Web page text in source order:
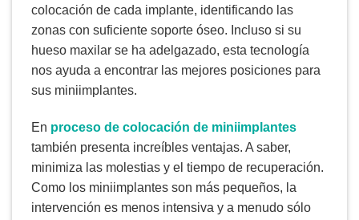
colocación de cada implante, identificando las
zonas con suficiente soporte óseo. Incluso si su
hueso maxilar se ha adelgazado, esta tecnología
nos ayuda a encontrar las mejores posiciones para
sus miniimplantes.
En proceso de colocación de miniimplantes
también presenta increíbles ventajas. A saber,
minimiza las molestias y el tiempo de recuperación.
Como los miniimplantes son más pequeños, la
intervención es menos intensiva y a menudo sólo